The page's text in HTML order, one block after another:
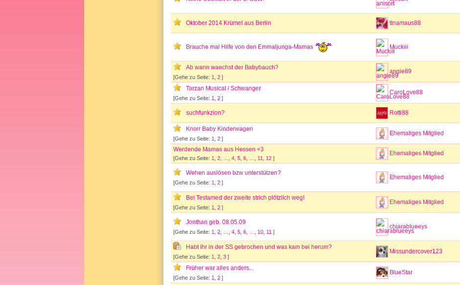
Oktober 2014 Krümel aus Berlin tinamaus88
Brauche mal Hilfe von den Emmaljunga-Mamas Muckiii
Ab wann waechst der Babybauch?
[Gehe zu Seite: 1 2 ]
angie89
Tarzan Musical / Schwanger
[Gehe zu Seite: 1 2 ]
CaroLove88
suchfunkzion? Rotti88
Knorr Baby Kinderwagen
[Gehe zu Seite: 1 2 ]
Ehemaliges Mitglied
Werdende Mamas aus Hessen <3
[Gehe zu Seite: 1 2 4 5 6 11 12 ]
Ehemaliges Mitglied
Wehen auslösen bzw unterstützen?
[Gehe zu Seite: 1 2 ]
Ehemaliges Mitglied
Bei Testamed der zweite strich plötzlich weg!
[Gehe zu Seite: 1 2 ]
Ehemaliges Mitglied
Jonthan geb. 08.05.09
[Gehe zu Seite: 1 2 4 5 6 10 11 ]
chiarablueeys
Habt ihr in der SS gebrochen und was kam bei herum?
[Gehe zu Seite: 1 2 3 ]
Missundercover123
Früher war alles anders...
[Gehe zu Seite: 1 2 ]
BlueStar